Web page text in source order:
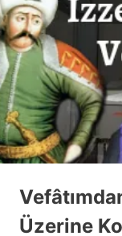
Üzerine